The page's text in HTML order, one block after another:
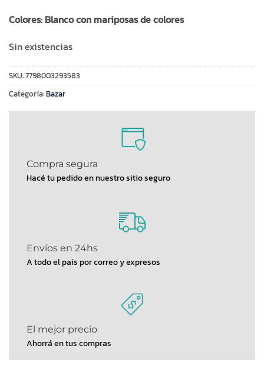
Colores: Blanco con mariposas de colores
Sin existencias
SKU:7798003293583
Categoría:Bazar
Compra segura
Hacé tu pedido en nuestro sitio seguro
Envíos en 24hs
A todo el pais por correo y expresos
El mejor precio
Ahorrá en tus compras